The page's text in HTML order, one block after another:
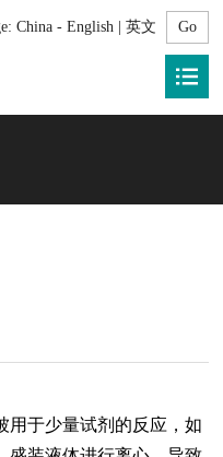
China - English | 英文
用于少量试剂的反应，如